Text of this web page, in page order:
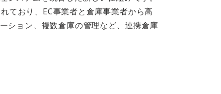
ており、EC事業者と倉庫事業者から高
ション、複数倉庫の管理など、連携倉庫